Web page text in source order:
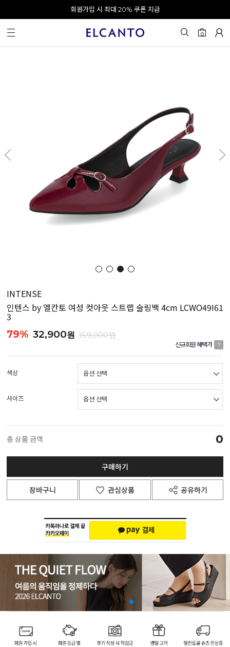
오전 10시 이전 결제 완료 시 오늘 출발!
회원가입 시 최대 20% 쿠폰 지급
0
INTENSE
인텐스 by 엘칸토 여성 컷아웃 스트랩 슬링백 4cm LCWO49I61
3
79% 32,900원 159,000원
신규회원 혜택가 ?
색상
사이즈
총 상품 금액 0
구매하기
장바구니 관심상품 공유하기